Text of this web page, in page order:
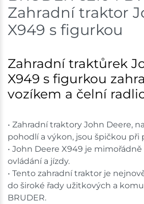
Zahradní traktor
X949 s figurkou
Zahradní traktůrek
X949 s figurkou
vozíkem a čelní
• Zahradní traktory John Deere,
pohodlí a výkon, jsou špičkou při
• John Deere X949 je
ovládání a jízdy.
• Tento zahradní traktor je
do široké řady užitkových a
BRUDER.